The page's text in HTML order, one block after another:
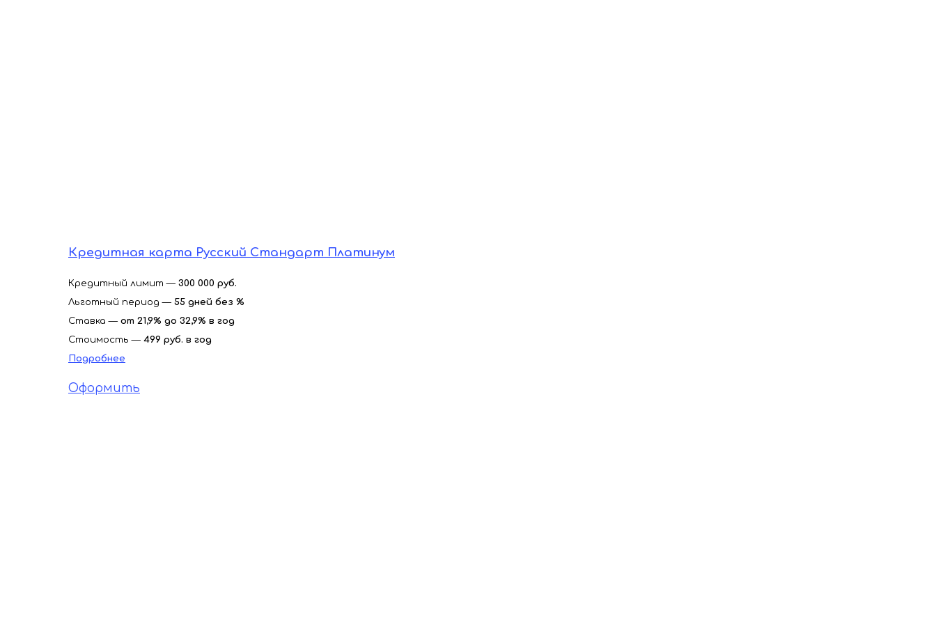
Кредитная карта Русский Стандарт Платинум
Кредитный лимит — 300 000 руб.
Льготный период — 55 дней без %
Ставка — от 21,9% до 32,9% в год
Стоимость — 499 руб. в год
Подробнее
Оформить